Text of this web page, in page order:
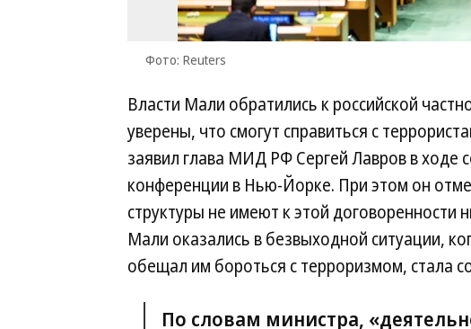
Фото: Reuters
Власти Мали обратились к российской
уверены, что смогут справиться с
заявил глава МИД РФ Сергей Лавров в ходе
конференции в Нью-Йорке. При этом он
структуры не имеют к этой
Мали оказались в безвыходной ситуации,
обещал им бороться с терроризмом, стала
По словам министра,